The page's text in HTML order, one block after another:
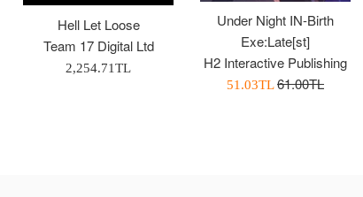
Hell Let Loose
Team 17 Digital Ltd
Normal
2,254.71TL
Under Night IN-Birth
Exe:Late[st]
H2 Interactive Publishing
İndirimli
51.03TLNormal
61.00TL